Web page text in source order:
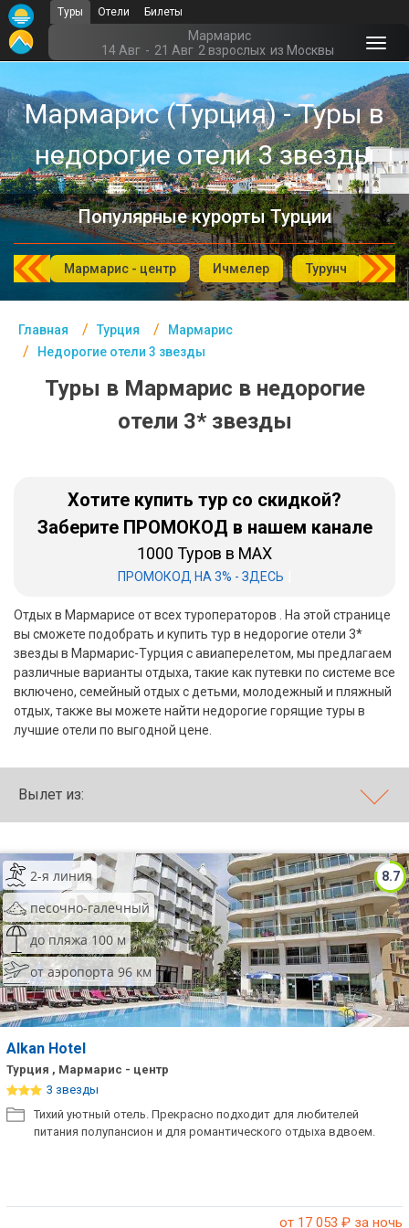
Туры Отели Билеты
Мармарис
14 Авг - 21 Авг 2 взрослых из Москвы
Мармарис (Турция) - Туры в
недорогие отели 3 звезды
Популярные курорты Турции
Мармарис - центр Ичмелер Турунч
Главная Турция
Мармарис
Недорогие отели 3 звезды
Туры в Мармарис в недорогие
отели 3* звезды
Хотите купить тур со скидкой?
Заберите ПРОМОКОД в нашем канале
1000 Туров в MAX
ПРОМОКОД НА 3% - ЗДЕСЬ
Отдых в Мармарисе от всех туроператоров . На этой странице
вы сможете подобрать и купить тур в недорогие отели 3*
звезды в Мармарис-Турция с авиаперелетом, мы предлагаем
различные варианты отдыха, такие как путевки по системе все
включено, семейный отдых с детьми, молодежный и пляжный
отдых, также вы можете найти недорогие горящие туры в
лучшие отели по выгодной цене.
Вылет из:
8.7
2-я линия
песочно-галечный
до пляжа 100 м
от аэропорта 96 км
Alkan Hotel
Турция , Мармарис - центр
3 звезды
Тихий уютный отель. Прекрасно подходит для любителей
питания полупансион и для романтического отдыха вдвоем.
от 17 053 ₽ за ночь
Главная
Офис г. Москва
Помощь
Подборки отелей
Турция
Таиланд
Египет
Хайнань
Занзибар
Абхазия
Большой Сочи
Кав Мин Воды
Экскурсионные туры
ТОП 10 недорогих отелей
5*
Лучшие отели 4* звезды
Недорогие отели 4*
звезды
Лучшие отели 3* звезды
Недорогие отели 3*
Сетевые отели Турции
Сетевые отели ОАЭ